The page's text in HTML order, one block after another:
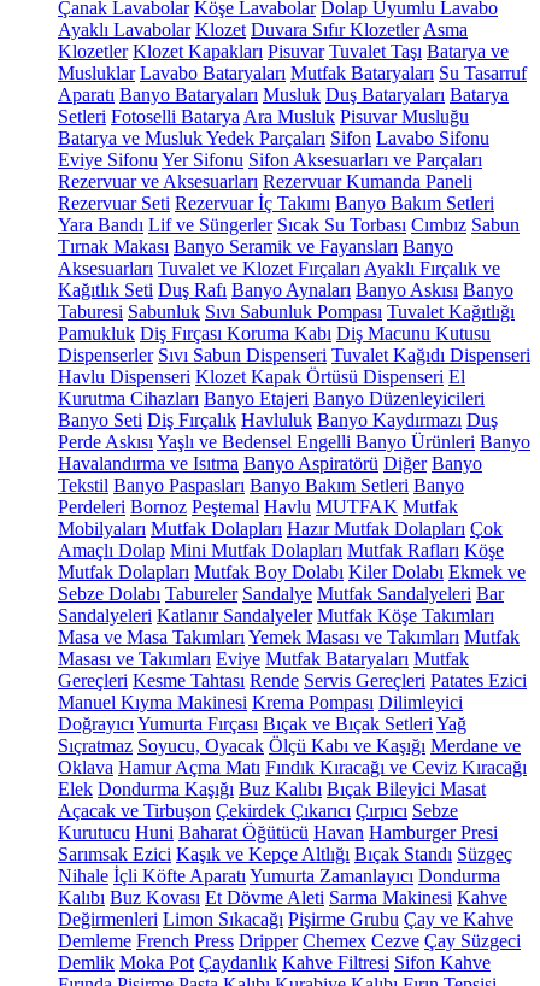
Çanak Lavabolar Köşe Lavabolar Dolap Uyumlu Lavabo
Ayaklı Lavabolar Klozet Duvara Sıfır Klozetler Asma
Klozetler Klozet Kapakları Pisuvar Tuvalet Taşı Batarya ve
Musluklar Lavabo Bataryaları Mutfak Bataryaları Su Tasarruf
Aparatı Banyo Bataryaları Musluk Duş Bataryaları Batarya
Setleri Fotoselli Batarya Ara Musluk Pisuvar Musluğu
Batarya ve Musluk Yedek Parçaları Sifon Lavabo Sifonu
Eviye Sifonu Yer Sifonu Sifon Aksesuarları ve Parçaları
Rezervuar ve Aksesuarları Rezervuar Kumanda Paneli
Rezervuar Seti Rezervuar İç Takımı Banyo Bakım Setleri
Yara Bandı Lif ve Süngerler Sıcak Su Torbası Cımbız Sabun
Tırnak Makası Banyo Seramik ve Fayansları Banyo
Aksesuarları Tuvalet ve Klozet Fırçaları Ayaklı Fırçalık ve
Kağıtlık Seti Duş Rafı Banyo Aynaları Banyo Askısı Banyo
Taburesi Sabunluk Sıvı Sabunluk Pompası Tuvalet Kağıtlığı
Pamukluk Diş Fırçası Koruma Kabı Diş Macunu Kutusu
Dispenserler Sıvı Sabun Dispenseri Tuvalet Kağıdı Dispenseri
Havlu Dispenseri Klozet Kapak Örtüsü Dispenseri El
Kurutma Cihazları Banyo Etajeri Banyo Düzenleyicileri
Banyo Seti Diş Fırçalık Havluluk Banyo Kaydırmazı Duş
Perde Askısı Yaşlı ve Bedensel Engelli Banyo Ürünleri Banyo
Havalandırma ve Isıtma Banyo Aspiratörü Diğer Banyo
Tekstil Banyo Paspasları Banyo Bakım Setleri Banyo
Perdeleri Bornoz Peştemal Havlu MUTFAK Mutfak
Mobilyaları Mutfak Dolapları Hazır Mutfak Dolapları Çok
Amaçlı Dolap Mini Mutfak Dolapları Mutfak Rafları Köşe
Mutfak Dolapları Mutfak Boy Dolabı Kiler Dolabı Ekmek ve
Sebze Dolabı Tabureler Sandalye Mutfak Sandalyeleri Bar
Sandalyeleri Katlanır Sandalyeler Mutfak Köşe Takımları
Masa ve Masa Takımları Yemek Masası ve Takımları Mutfak
Masası ve Takımları Eviye Mutfak Bataryaları Mutfak
Gereçleri Kesme Tahtası Rende Servis Gereçleri Patates Ezici
Manuel Kıyma Makinesi Krema Pompası Dilimleyici
Doğrayıcı Yumurta Fırçası Bıçak ve Bıçak Setleri Yağ
Sıçratmaz Soyucu, Oyacak Ölçü Kabı ve Kaşığı Merdane ve
Oklava Hamur Açma Matı Fındık Kıracağı ve Ceviz Kıracağı
Elek Dondurma Kaşığı Buz Kalıbı Bıçak Bileyici Masat
Açacak ve Tirbuşon Çekirdek Çıkarıcı Çırpıcı Sebze
Kurutucu Huni Baharat Öğütücü Havan Hamburger Presi
Sarımsak Ezici Kaşık ve Kepçe Altlığı Bıçak Standı Süzgeç
Nihale İçli Köfte Aparatı Yumurta Zamanlayıcı Dondurma
Kalıbı Buz Kovası Et Dövme Aleti Sarma Makinesi Kahve
Değirmenleri Limon Sıkacağı Pişirme Grubu Çay ve Kahve
Demleme French Press Dripper Chemex Cezve Çay Süzgeci
Demlik Moka Pot Çaydanlık Kahve Filtresi Sifon Kahve